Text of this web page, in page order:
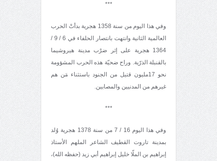
***
وفي هذا اليوم من سنة 1358 هجرية بدأتْ الحرب
العالمية الثانية وانتهت بانتصار الحلفاء في 6 / 9 /
1364 هجرية على إثر ضرْب مدينة هيروشيما
بالقنبلة الذرّية. وراح ضحيّة هذه الحرب المشؤومة
نحو 17مليون قتيل من الجنود باستثناء مَن هم
غيرهم من المدنيين والمصابين.
***
وفي هذا اليوم 16 / 7 من سنة 1378 هجرية وُلد
بمدينة تاروت القطيف الشاعر الملهم الأستاذ
إبراهيم بن الملّا خليل إبراهيم أبي زيد (حفظه الله)،